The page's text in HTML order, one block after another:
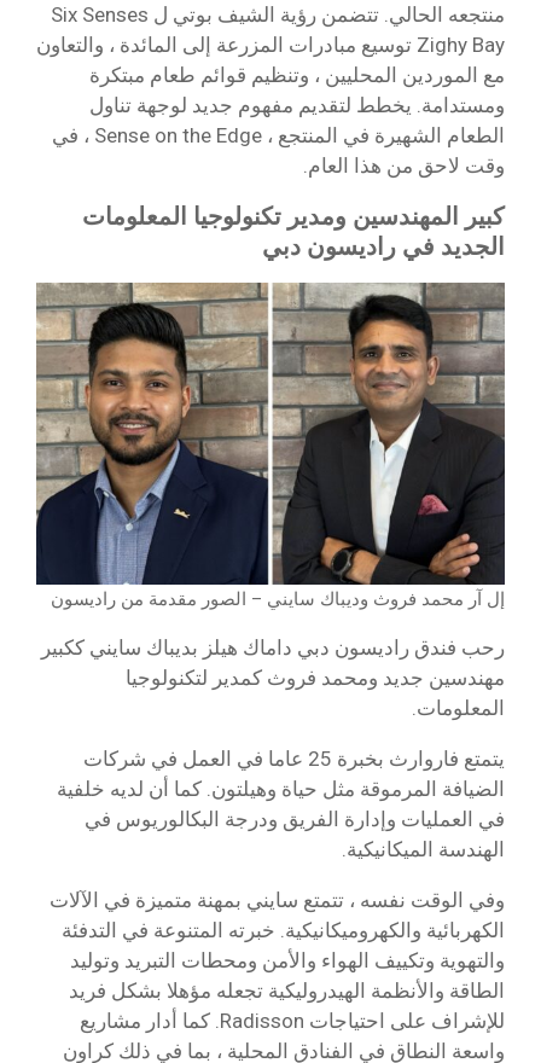
منتجعه الحالي. تتضمن رؤية الشيف بوتي ل Six Senses
Zighy Bay توسيع مبادرات المزرعة إلى المائدة ، والتعاون
مع الموردين المحليين ، وتنظيم قوائم طعام مبتكرة
ومستدامة. يخطط لتقديم مفهوم جديد لوجهة تناول
الطعام الشهيرة في المنتجع ، Sense on the Edge ، في
وقت لاحق من هذا العام.
كبير المهندسين ومدير تكنولوجيا المعلومات
الجديد في راديسون دبي
إل آر محمد فروث وديباك سايني – الصور مقدمة من راديسون
رحب فندق راديسون دبي داماك هيلز بديباك سايني ككبير
مهندسين جديد ومحمد فروث كمدير لتكنولوجيا
المعلومات.
يتمتع فاروارث بخبرة 25 عاما في العمل في شركات
الضيافة المرموقة مثل حياة وهيلتون. كما أن لديه خلفية
في العمليات وإدارة الفريق ودرجة البكالوريوس في
الهندسة الميكانيكية.
وفي الوقت نفسه ، تتمتع سايني بمهنة متميزة في الآلات
الكهربائية والكهروميكانيكية. خبرته المتنوعة في التدفئة
والتهوية وتكييف الهواء والأمن ومحطات التبريد وتوليد
الطاقة والأنظمة الهيدروليكية تجعله مؤهلا بشكل فريد
للإشراف على احتياجات Radisson. كما أدار مشاريع
واسعة النطاق في الفنادق المحلية ، بما في ذلك كراون